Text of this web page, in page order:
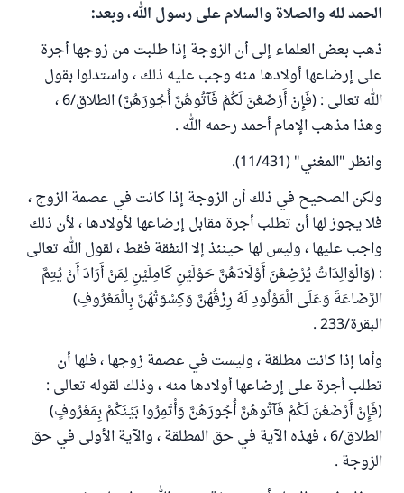
الحمد لله والصلاة والسلام على رسول الله، وبعد:
ذهب بعض العلماء إلى أن الزوجة إذا طلبت من زوجها أجرة
على إرضاعها أولادها منه وجب عليه ذلك ، واستدلوا بقول
الله تعالى : (فَإِنْ أَرْضَعْنَ لَكُمْ فَآتُوهُنَّ أُجُورَهُنَّ) الطلاق/6 ،
وهذا مذهب الإمام أحمد رحمه الله .
وانظر "المغني" (11/431).
ولكن الصحيح في ذلك أن الزوجة إذا كانت في عصمة الزوج ،
فلا يجوز لها أن تطلب أجرة مقابل إرضاعها لأولادها ، لأن ذلك
واجب عليها ، وليس لها حينئذ إلا النفقة فقط ، لقول الله تعالى
: (وَالْوَالِدَاتُ يُرْضِعْنَ أَوْلَادَهُنَّ حَوْلَيْنِ كَامِلَيْنِ لِمَنْ أَرَادَ أَنْ يُتِمَّ
الرَّضَاعَةَ وَعَلَى الْمَوْلُودِ لَهُ رِزْقُهُنَّ وَكِسْوَتُهُنَّ بِالْمَعْرُوفِ)
البقرة/233 .
وأما إذا كانت مطلقة ، وليست في عصمة زوجها ، فلها أن
تطلب أجرة على إرضاعها أولادها منه ، وذلك لقوله تعالى :
(فَإِنْ أَرْضَعْنَ لَكُمْ فَآتُوهُنَّ أُجُورَهُنَّ وَأْتَمِرُوا بَيْنَكُمْ بِمَعْرُوفٍ)
الطلاق/6 ، فهذه الآية في حق المطلقة ، والآية الأولى في حق
الزوجة .